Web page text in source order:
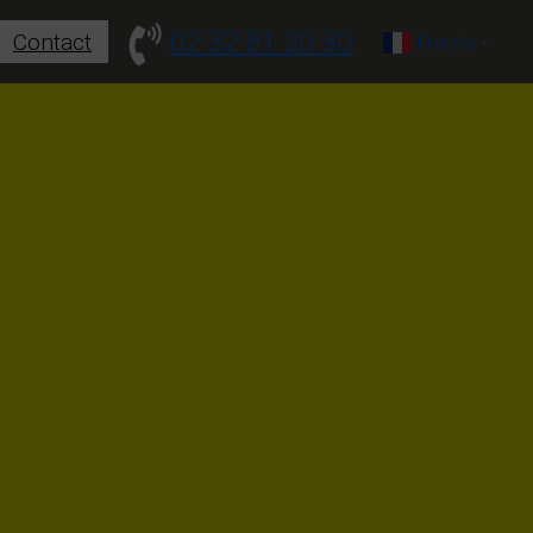
Contact 02 32 81 20 30 French